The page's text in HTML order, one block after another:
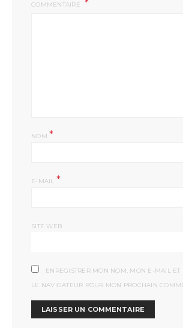
COMMENTAIRE
NOM *
E-MAIL *
SITE WEB
ENREGISTRER MON NOM, MON E-MAIL ET
LE NAVIGATEUR POUR MON PROCHAIN